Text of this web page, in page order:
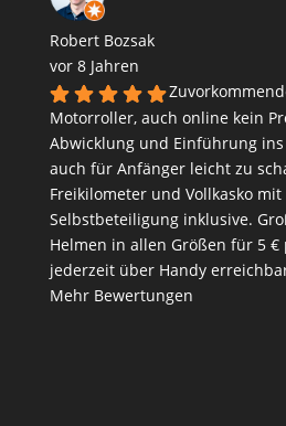
Robert Bozsak
vor 8 Jahren
Motorroller, auch online kein
Abwicklung und Einführung
auch für Anfänger leicht zu
Freikilometer und Vollkasko mit
Selbstbeteiligung inklusive.
Helmen in allen Größen für 5 €
jederzeit über Handy
Mehr Bewertungen